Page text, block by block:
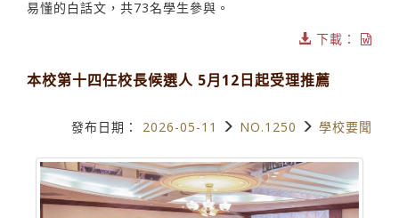
易懂的白話文，共73名學生參與。
下載：
本校第十四任校長候選人 5月12日起受理推薦
發布日期： 2026-05-11 NO.1250 學校要聞